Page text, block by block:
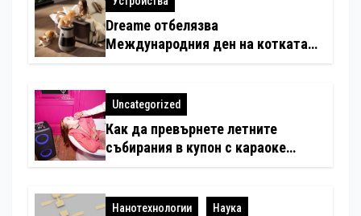
Dreame отбелязва
Международния ден на котката
любимци
Uncategorized
Как да превърнете летните
събирания в купон с караоке
Нанотехнологии Наука